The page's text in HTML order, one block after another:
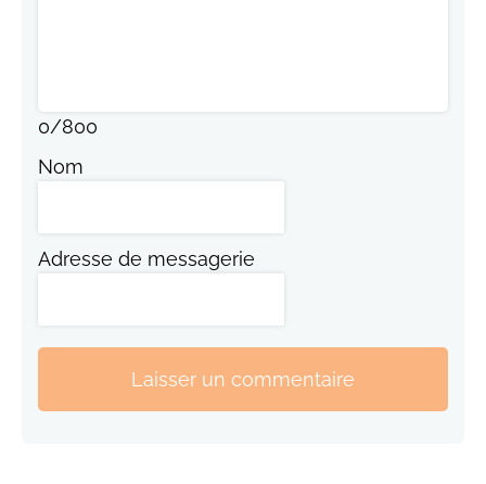
0/800
Nom
Adresse de messagerie
Laisser un commentaire